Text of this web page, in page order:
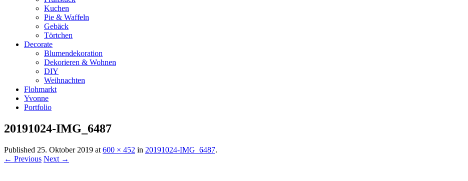
Kuchen
Pie & Waffeln
Gebäck
Törtchen
Decorate
Blumendekoration
Dekorieren & Wohnen
DIY
Weihnachten
Flohmarkt
Yvonne
Portfolio
20191024-IMG_6487
Published 25. Oktober 2019 at 600 × 452 in 20191024-IMG_6487.
← Previous Next →